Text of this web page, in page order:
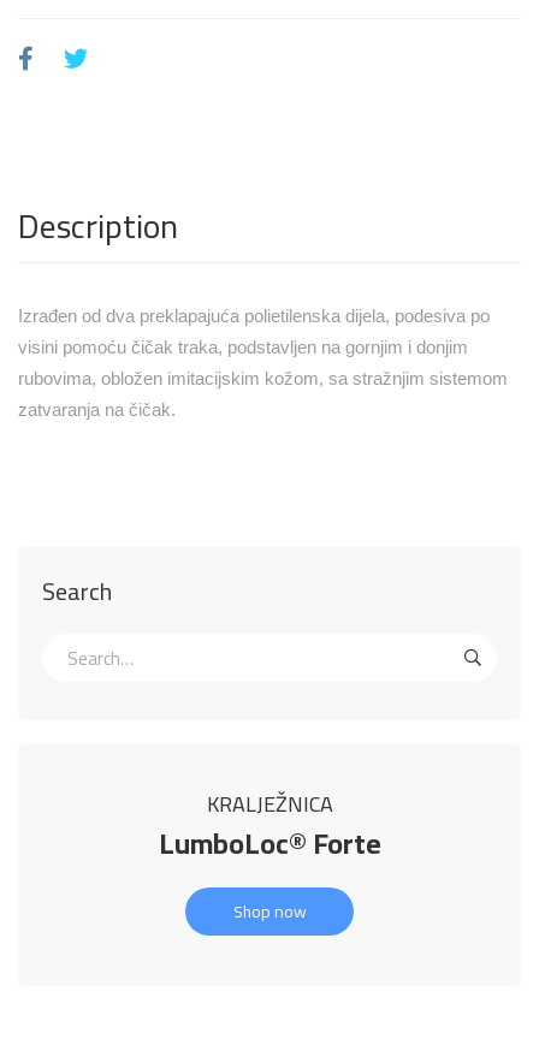
Search
KRALJEŽNICA
LumboLoc® Forte
Shop now
Description
Izrađen od dva preklapajuća polietilenska dijela, podesiva po
visini pomoću čičak traka, podstavljen na gornjim i donjim
rubovima, obložen imitacijskim kožom, sa stražnjim sistemom
zatvaranja na čičak.